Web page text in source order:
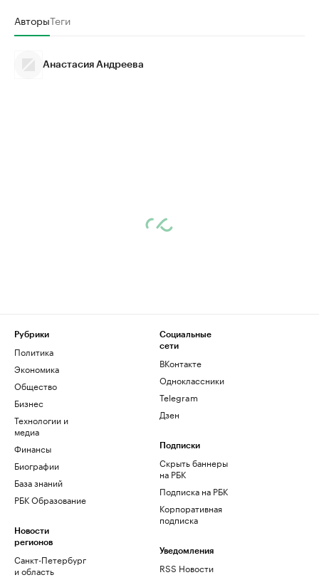
АвторыТеги
Анастасия Андреева
Рубрики
Политика
Экономика
Общество
Бизнес
Технологии и
медиа
Финансы
Биографии
База знаний
РБК Образование
Новости
регионов
Санкт-Петербург
и область
Социальные
сети
ВКонтакте
Одноклассники
Telegram
Дзен
Подписки
Скрыть баннеры
на РБК
Подписка на РБК
Корпоративная
подписка
Уведомления
RSS Новости